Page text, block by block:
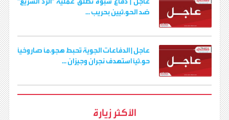
ضد الحو.ثيين بحريب ...
عاجل | الدفاعات الجوية تُحبط هجو.مًا صاروخيًا
حو.ثيًا استهدف نجران وجيزان ...
الأكثر زيارة